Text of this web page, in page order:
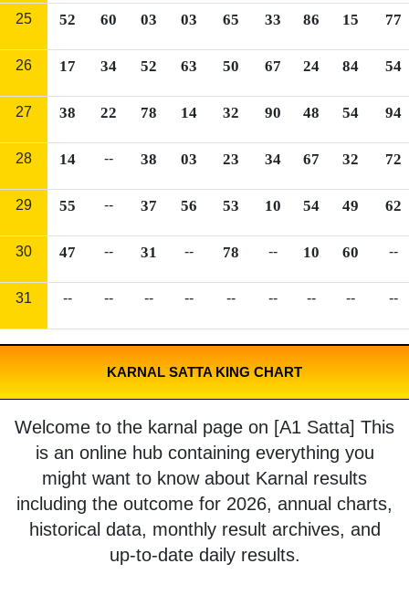
25 52 60 03 03 65 33 86 15 77
26 17 34 52 63 50 67 24 84 54
27 38 22 78 14 32 90 48 54 94
28 14 -- 38 03 23 34 67 32 72
29 55 -- 37 56 53 10 54 49 62
30 47 -- 31 -- 78 -- 10 60 --
31 -- -- -- -- -- -- -- -- --
KARNAL SATTA KING CHART
Welcome to the karnal page on [A1 Satta] This
is an online hub containing everything you
might want to know about Karnal results
including the outcome for 2026, annual charts,
historical data, monthly result archives, and
up-to-date daily results.